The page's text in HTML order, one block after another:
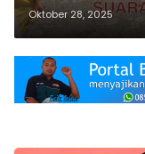
Kolaborasi
Oktober 28, 2025